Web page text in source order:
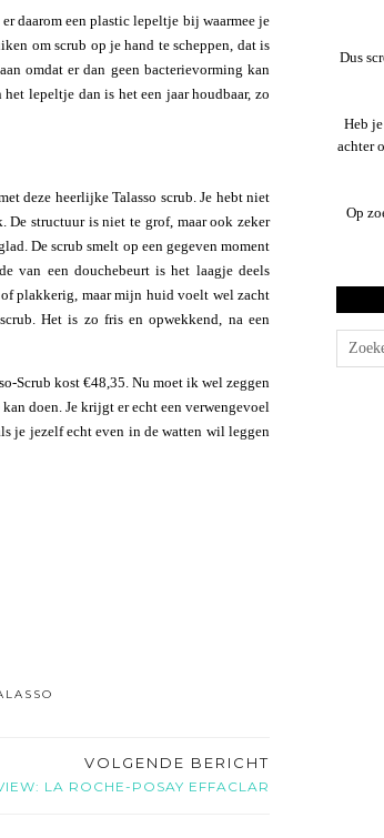
daarom een plastic lepeltje bij waarmee je
om scrub op je hand te scheppen, dat is
omdat er dan geen bacterievorming kan
lepeltje dan is het een jaar houdbaar, zo
deze heerlijke Talasso scrub. Je hebt niet
structuur is niet te grof, maar ook zeker
De scrub smelt op een gegeven moment
van een douchebeurt is het laagje deels
plakkerig, maar mijn huid voelt wel zacht
Het is zo fris en opwekkend, na een
Scrub kost €48,35. Nu moet ik wel zeggen
doen. Je krijgt er echt een verwengevoel
je jezelf echt even in de watten wil leggen
VOLGENDE BERICHT
LA ROCHE-POSAY EFFACLAR
Dus
Heb
achter
Op